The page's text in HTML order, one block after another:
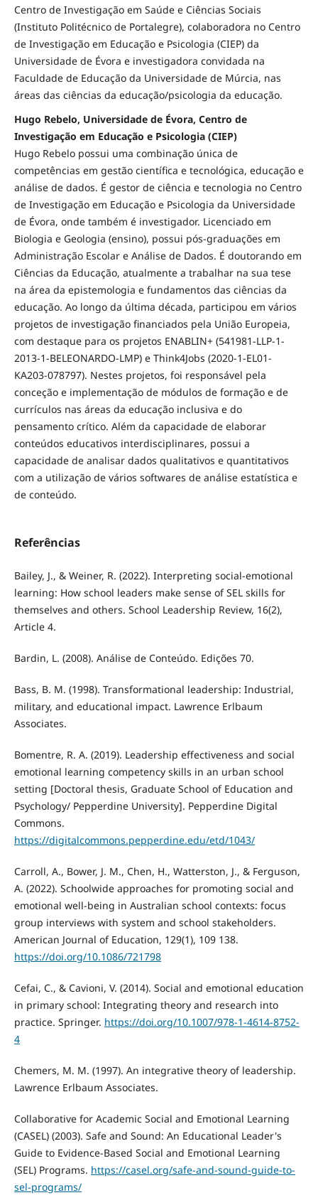
Centro de Investigação em Saúde e Ciências Sociais
(Instituto Politécnico de Portalegre), colaboradora no Centro
de Investigação em Educação e Psicologia (CIEP) da
Universidade de Évora e investigadora convidada na
Faculdade de Educação da Universidade de Múrcia, nas
áreas das ciências da educação/psicologia da educação.
Hugo Rebelo, Universidade de Évora, Centro de
Investigação em Educação e Psicologia (CIEP)
Hugo Rebelo possui uma combinação única de
competências em gestão científica e tecnológica, educação e
análise de dados. É gestor de ciência e tecnologia no Centro
de Investigação em Educação e Psicologia da Universidade
de Évora, onde também é investigador. Licenciado em
Biologia e Geologia (ensino), possui pós-graduações em
Administração Escolar e Análise de Dados. É doutorando em
Ciências da Educação, atualmente a trabalhar na sua tese
na área da epistemologia e fundamentos das ciências da
educação. Ao longo da última década, participou em vários
projetos de investigação financiados pela União Europeia,
com destaque para os projetos ENABLIN+ (541981-LLP-1-
2013-1-BELEONARDO-LMP) e Think4Jobs (2020-1-EL01-
KA203-078797). Nestes projetos, foi responsável pela
conceção e implementação de módulos de formação e de
currículos nas áreas da educação inclusiva e do
pensamento crítico. Além da capacidade de elaborar
conteúdos educativos interdisciplinares, possui a
capacidade de analisar dados qualitativos e quantitativos
com a utilização de vários softwares de análise estatística e
de conteúdo.
Referências
Bailey, J., & Weiner, R. (2022). Interpreting social-emotional
learning: How school leaders make sense of SEL skills for
themselves and others. School Leadership Review, 16(2),
Article 4.
Bardin, L. (2008). Análise de Conteúdo. Edições 70.
Bass, B. M. (1998). Transformational leadership: Industrial,
military, and educational impact. Lawrence Erlbaum
Associates.
Bomentre, R. A. (2019). Leadership effectiveness and social
emotional learning competency skills in an urban school
setting [Doctoral thesis, Graduate School of Education and
Psychology/ Pepperdine University]. Pepperdine Digital
Commons.
https://digitalcommons.pepperdine.edu/etd/1043/
Carroll, A., Bower, J. M., Chen, H., Watterston, J., & Ferguson,
A. (2022). Schoolwide approaches for promoting social and
emotional well-being in Australian school contexts: focus
group interviews with system and school stakeholders.
American Journal of Education, 129(1), 109 138.
https://doi.org/10.1086/721798
Cefai, C., & Cavioni, V. (2014). Social and emotional education
in primary school: Integrating theory and research into
practice. Springer. https://doi.org/10.1007/978-1-4614-8752-
4
Chemers, M. M. (1997). An integrative theory of leadership.
Lawrence Erlbaum Associates.
Collaborative for Academic Social and Emotional Learning
(CASEL) (2003). Safe and Sound: An Educational Leader's
Guide to Evidence-Based Social and Emotional Learning
(SEL) Programs. https://casel.org/safe-and-sound-guide-to-
sel-programs/